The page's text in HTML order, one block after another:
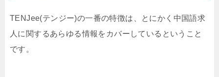
TENJee(テンジー)の一番の特徴は、とにかく中国語求
人に関するあらゆる情報をカバーしているということ
です。